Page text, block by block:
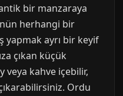
bir manzaraya
herhangi bir
yapmak ayrı bir keyif
çıkan küçük
veya kahve içebilir,
Ordu